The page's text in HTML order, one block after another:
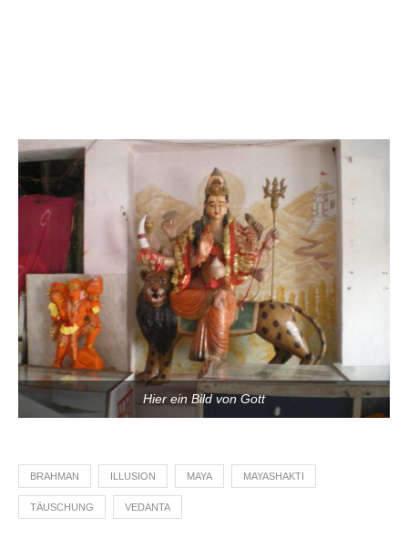
Hier ein Bild von Gott
BRAHMAN ILLUSION MAYA MAYASHAKTI
TÄUSCHUNG VEDANTA